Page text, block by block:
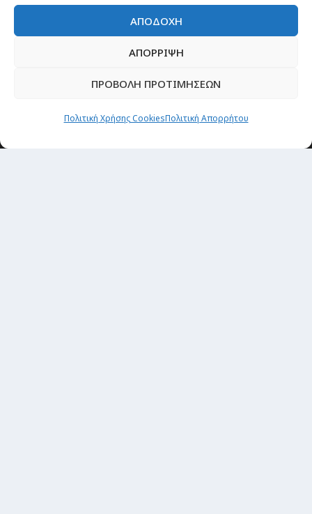
ΑΠΟΔΟΧΗ
ΑΠΟΡΡΙΨΗ
ΠΡΟΒΟΛΗ ΠΡΟΤΙΜΗΣΕΩΝ
Πολιτική Χρήσης CookiesΠολιτική Απορρήτου